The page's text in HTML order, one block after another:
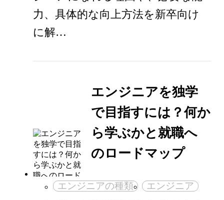
力、具体的な向上方法を新卒向け
に解…
エンジニアを独学
で目指すには？何か
ら学ぶかと就職へ
のロードマップ
エンジニアの種類 エンジニア